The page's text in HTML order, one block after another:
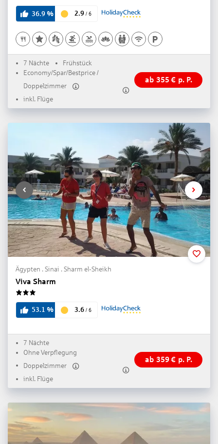
3.5
36.9% 2.9 / 6
7 Nächte
Frühstück
Economy/Spar/Bestprice /
Doppelzimmer
inkl. Flüge
ab 355 € p. P.
Ägypten . Sinai . Sharm el-Sheikh
Viva Sharm
53.1 % 3.6 / 6
7 Nächte
Ohne Verpflegung
Doppelzimmer
inkl. Flüge
ab 359€ p. P.